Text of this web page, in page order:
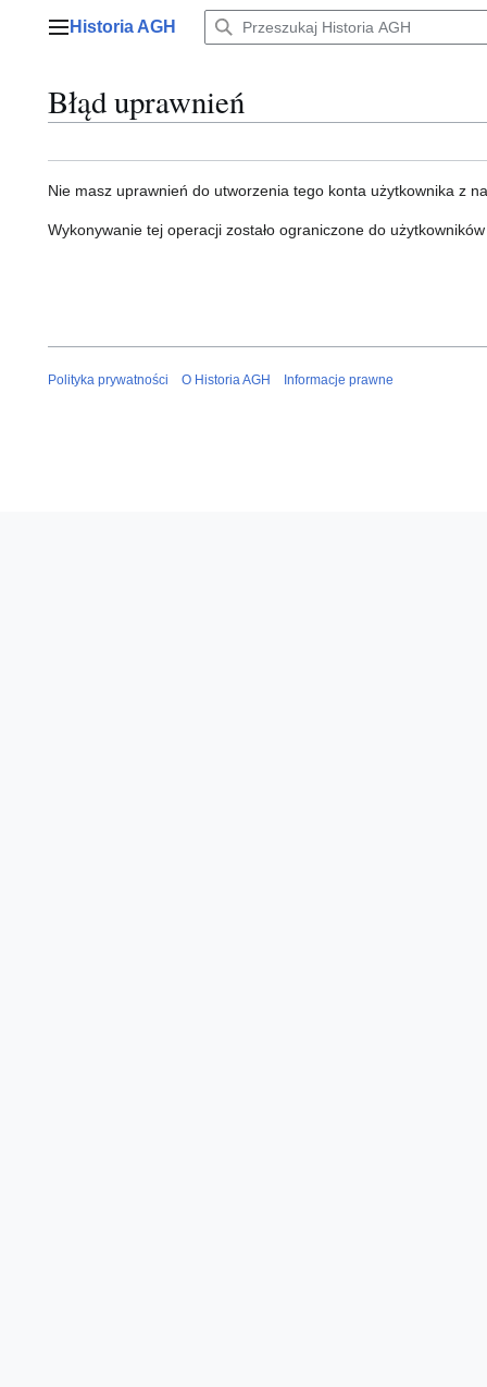
Menu główne
Historia AGH
Błąd uprawnień
Nie masz uprawnień do utworzenia tego konta użytkownika z
Wykonywanie tej operacji zostało ograniczone do
Polityka prywatności O Historia AGH Informacje prawne